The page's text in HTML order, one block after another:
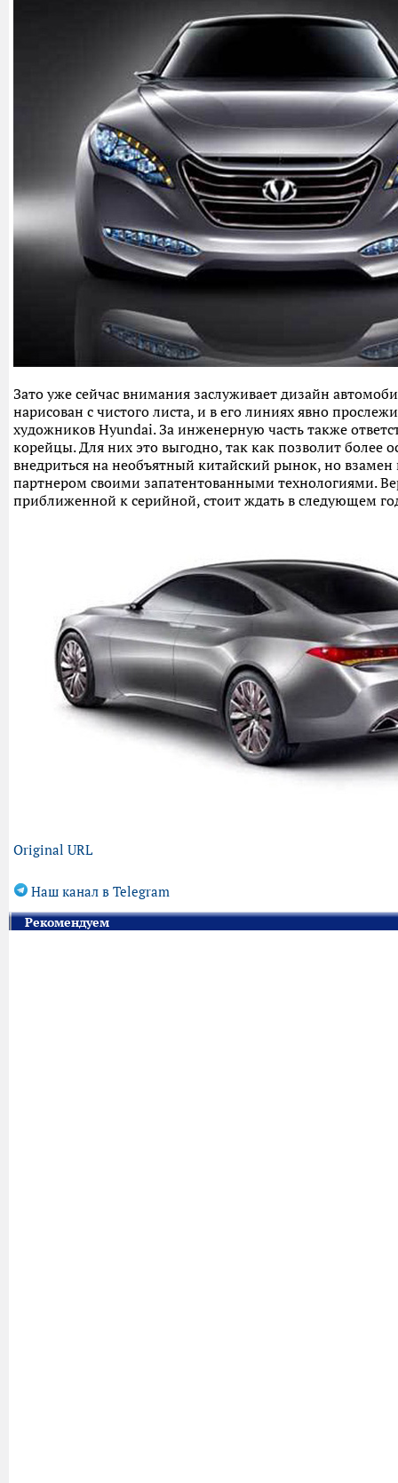
Зато уже сейчас внимания заслуживает дизайн
нарисован с чистого листа, и в его линиях явно
художников Hyundai. За инженерную часть также
корейцы. Для них это выгодно, так как позволит более
внедриться на необъятный китайский рынок, но взамен
партнером своими запатентованными технологиями.
приближенной к серийной, стоит ждать в следующем
Original URL
Наш канал в Telegram
Рекомендуем